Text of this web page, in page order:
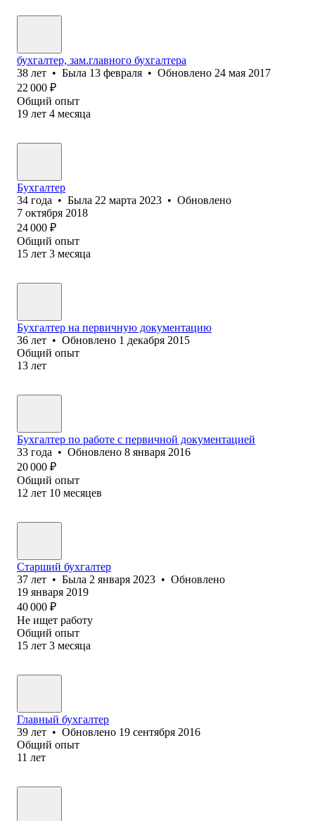
бухгалтер, зам.главного бухгалтера
38 лет • Была 13 февраля • Обновлено 24 мая 2017
22 000 ₽
Общий опыт
19 лет 4 месяца
Бухгалтер
34 года • Была 22 марта 2023 • Обновлено
7 октября 2018
24 000 ₽
Общий опыт
15 лет 3 месяца
Бухгалтер на первичную документацию
36 лет • Обновлено 1 декабря 2015
Общий опыт
13 лет
Бухгалтер по работе с первичной документацией
33 года • Обновлено 8 января 2016
20 000 ₽
Общий опыт
12 лет 10 месяцев
Старший бухгалтер
37 лет • Была 2 января 2023 • Обновлено
19 января 2019
40 000 ₽
Не ищет работу
Общий опыт
15 лет 3 месяца
Главный бухгалтер
39 лет • Обновлено 19 сентября 2016
Общий опыт
11 лет